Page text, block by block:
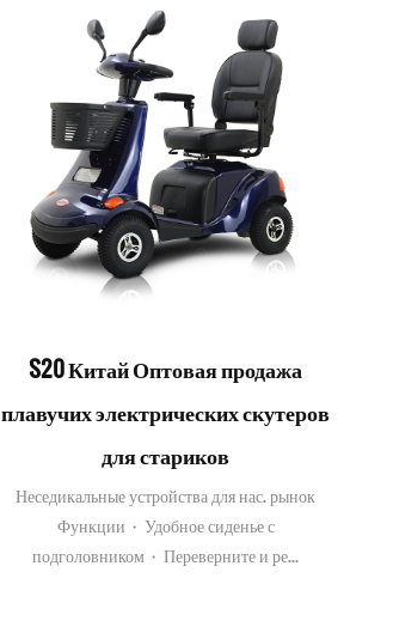
S20 Китай Оптовая продажа
плавучих электрических скутеров
для стариков
Неседикальные устройства для нас. рынок
Функции · Удобное сиденье с
подголовником · Переверните и ре...